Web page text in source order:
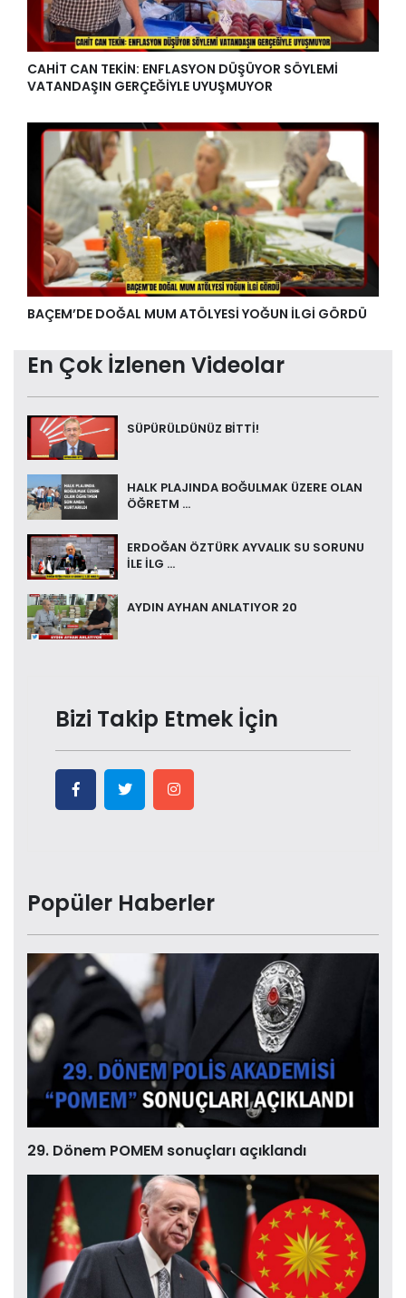
CAHİT CAN TEKİN: ENFLASYON DÜŞÜYOR SÖYLEMİ
VATANDAŞIN GERÇEĞİYLE UYUŞMUYOR
BAÇEM’DE DOĞAL MUM ATÖLYESİ YOĞUN İLGİ GÖRDÜ
En Çok İzlenen Videolar
SÜPÜRÜLDÜNÜZ BİTTİ!
HALK PLAJINDA BOĞULMAK ÜZERE OLAN
ÖĞRETM ...
ERDOĞAN ÖZTÜRK AYVALIK SU SORUNU
İLE İLG ...
AYDIN AYHAN ANLATIYOR 20
Bizi Takip Etmek İçin
Popüler Haberler
29. Dönem POMEM sonuçları açıklandı